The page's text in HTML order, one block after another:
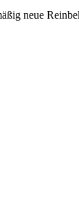
neue